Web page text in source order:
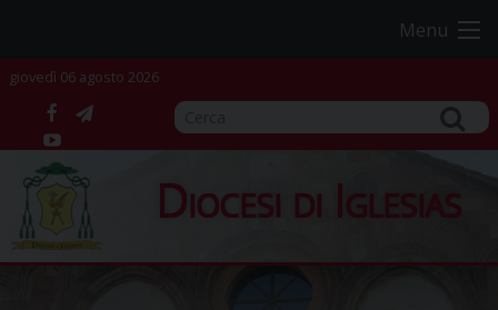
content
Menu
giovedì 06 agosto 2026
facebook
telegram
YouTube
Diocesi di Iglesias